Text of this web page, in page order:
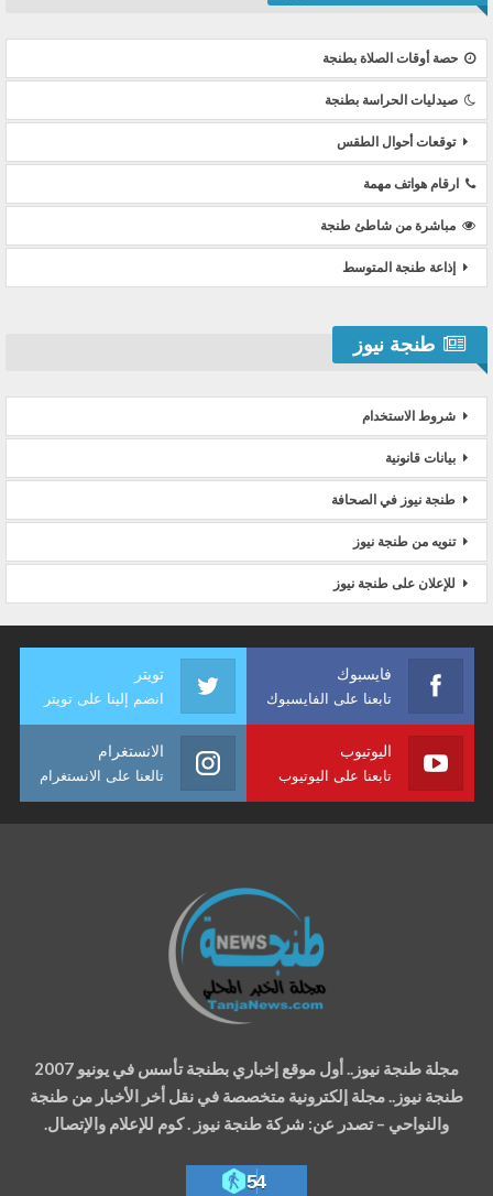
حصة أوقات الصلاة بطنجة
صيدليات الحراسة بطنجة
توقعات أحوال الطقس
ارقام هواتف مهمة
مباشرة من شاطئ طنجة
إذاعة طنجة المتوسط
طنجة نيوز
شروط الاستخدام
بيانات قانونية
طنجة نيوز في الصحافة
تنويه من طنجة نيوز
للإعلان على طنجة نيوز
فايسبوك
تابعنا على الفايسبوك
تويتر
انضم إلينا على تويتر
اليوتيوب
تابعنا على اليوتيوب
الانستغرام
تالعنا على الانستغرام
مجلة طنجة نيوز.. أول موقع إخباري بطنجة تأسس في يونيو 2007
طنجة نيوز.. مجلة إلكترونية متخصصة في نقل أخر الأخبار من طنجة
والنواحي – تصدر عن: شركة طنجة نيوز . كوم للإعلام والإتصال.
54